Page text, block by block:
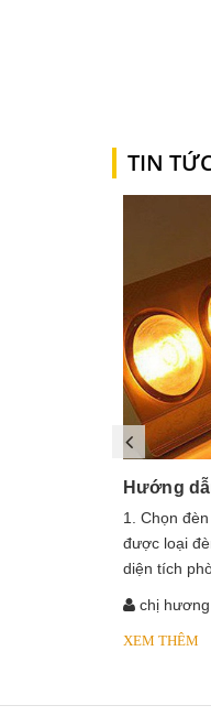
TIN
Hướng
1. Chọn
được loại
diện tích
chị hương
XEM THÊM